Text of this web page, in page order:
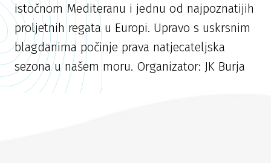
istočnom Mediteranu i jednu od najpoznatijih
proljetnih regata u Europi. Upravo s uskrsnim
blagdanima počinje prava natjecateljska
sezona u našem moru. Organizator: JK Burja